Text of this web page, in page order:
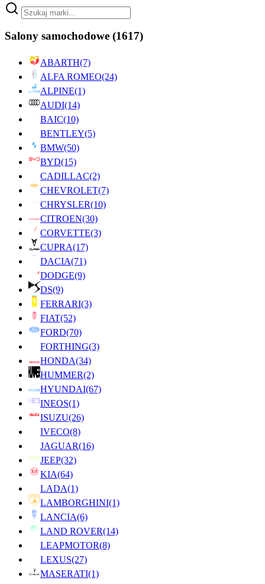
Salony samochodowe (1617)
ABARTH(7)
ALFA ROMEO(24)
ALPINE(1)
AUDI(14)
BAIC(10)
BENTLEY(5)
BMW(50)
BYD(15)
CADILLAC(2)
CHEVROLET(7)
CHRYSLER(10)
CITROEN(30)
CORVETTE(3)
CUPRA(17)
DACIA(71)
DODGE(9)
DS(9)
FERRARI(3)
FIAT(52)
FORD(70)
FORTHING(3)
HONDA(34)
HUMMER(2)
HYUNDAI(67)
INEOS(1)
ISUZU(26)
IVECO(8)
JAGUAR(16)
JEEP(32)
KIA(64)
LADA(1)
LAMBORGHINI(1)
LANCIA(6)
LAND ROVER(14)
LEAPMOTOR(8)
LEXUS(27)
MASERATI(1)